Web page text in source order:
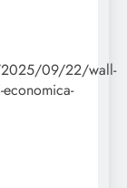
2025/09/22/wall-
economica-